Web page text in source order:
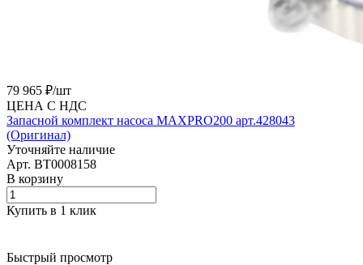
79 965 ₽/шт
ЦЕНА С НДС
Запасной комплект насоса MAXPRO200 арт.428043
(Оригинал)
Уточняйте наличие
Арт. BT0008158
В корзину
Купить в 1 клик
Быстрый просмотр